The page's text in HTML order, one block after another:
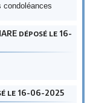
condoléances
déposé le 16-
le 16-06-2025